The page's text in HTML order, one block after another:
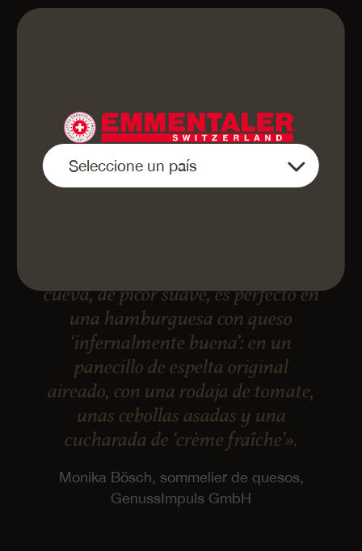
cueva, de picor suave, es perfecto en
una hamburguesa con queso
‘infernalmente buena’: en un
panecillo de espelta original
aireado, con una rodaja de tomate,
unas cebollas asadas y una
cucharada de ‘crème fraîche’».
Monika Bösch, sommelier de quesos,
GenussImpuls GmbH